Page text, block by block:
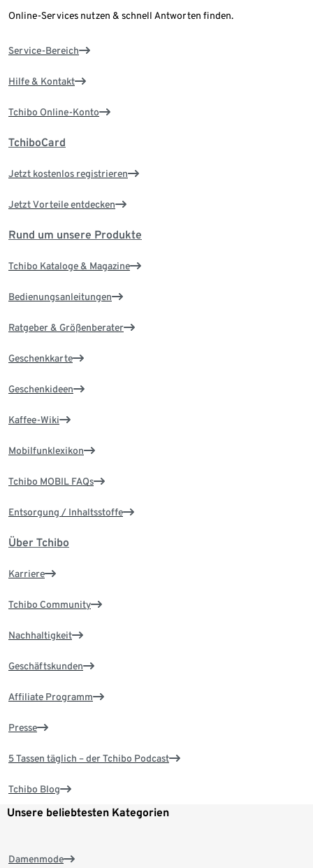
Online-Services nutzen & schnell Antworten finden.
Service-Bereich
Hilfe & Kontakt
Tchibo Online-Konto
TchiboCard
Jetzt kostenlos registrieren
Jetzt Vorteile entdecken
Rund um unsere Produkte
Tchibo Kataloge & Magazine
Bedienungsanleitungen
Ratgeber & Größenberater
Geschenkkarte
Geschenkideen
Kaffee-Wiki
Mobilfunklexikon
Tchibo MOBIL FAQs
Entsorgung / Inhaltsstoffe
Über Tchibo
Karriere
Tchibo Community
Nachhaltigkeit
Geschäftskunden
Affiliate Programm
Presse
5 Tassen täglich – der Tchibo Podcast
Tchibo Blog
Unsere beliebtesten Kategorien
Damenmode